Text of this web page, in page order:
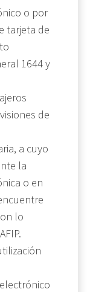
o por
tarjeta de
1644 y
de
a cuyo
la
o en
lo